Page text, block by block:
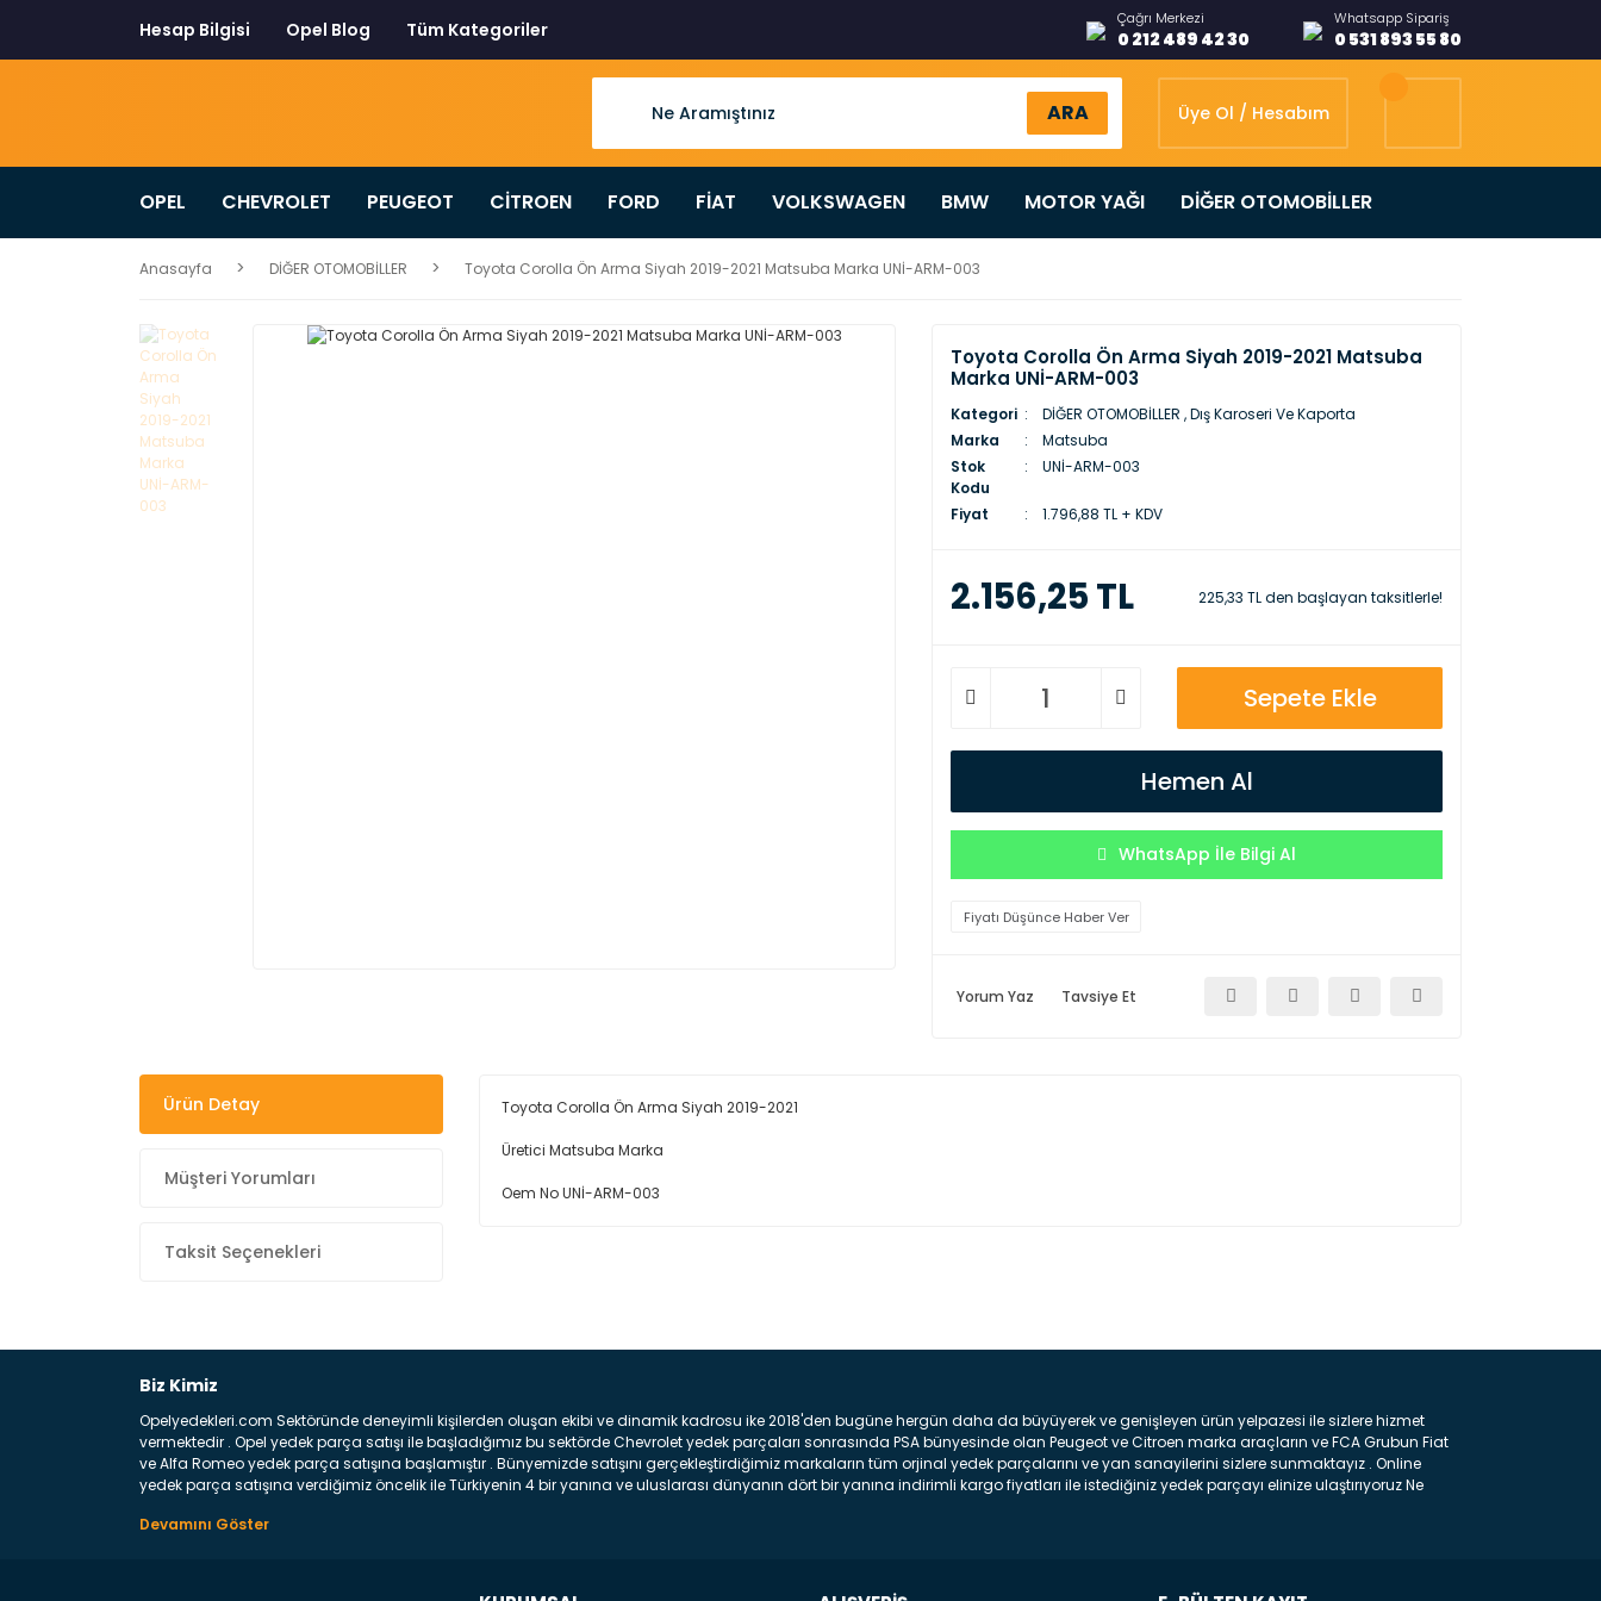
Hesap Bilgisi Opel Blog Tüm Kategoriler Çağrı Merkezi
0 212 489 42 30
Whatsapp Sipariş
0 531 893 55 80
ARA Üye Ol / Hesabım
OPEL CHEVROLET PEUGEOT CİTROEN FORD FİAT VOLKSWAGEN BMW MOTOR YAĞI DİĞER OTOMOBİLLER
Anasayfa DİĞER OTOMOBİLLER Toyota Corolla Ön Arma Siyah 2019-2021 Matsuba Marka UNİ-ARM-003
Toyota Corolla Ön Arma Siyah 2019-2021 Matsuba
Marka UNİ-ARM-003
Kategori DİĞER OTOMOBİLLER ,Dış Karoseri Ve Kaporta
Marka
Matsuba
Stok
Kodu
UNİ-ARM-003
Fiyat 1.796,88 TL + KDV
2.156,25 TL 225,33 TL den başlayan taksitlerle!
Sepete Ekle
Hemen Al
WhatsApp İle Bilgi Al
Fiyatı Düşünce Haber Ver
Yorum Yaz Tavsiye Et
Ürün Detay
Müşteri Yorumları
Taksit Seçenekleri
Toyota Corolla Ön Arma Siyah 2019-2021
Üretici Matsuba Marka
Oem No UNİ-ARM-003
Biz Kimiz
Opelyedekleri.com Sektöründe deneyimli kişilerden oluşan ekibi ve dinamik kadrosu ike 2018'den bugüne hergün daha da büyüyerek ve genişleyen ürün yelpazesi ile sizlere hizmet
vermektedir . Opel yedek parça satışı ile başladığımız bu sektörde Chevrolet yedek parçaları sonrasında PSA bünyesinde olan Peugeot ve Citroen marka araçların ve FCA Grubun Fiat
ve Alfa Romeo yedek parça satışına başlamıştır . Bünyemizde satışını gerçekleştirdiğimiz markaların tüm orjinal yedek parçalarını ve yan sanayilerini sizlere sunmaktayız . Online
yedek parça satışına verdiğimiz öncelik ile Türkiyenin 4 bir yanına ve uluslarası dünyanın dört bir yanına indirimli kargo fiyatları ile istediğiniz yedek parçayı elinize ulaştırıyoruz Ne
belirttiğimiz parçalar sizlere fikir sağlayacaktır. Ön Tampon : Aracınızın ön kısmında bulunan plastik darbe emici amacı ile yapılmış olan kaporta aksam parçasıdır. Çamurluk :
üretilmiş disk ile teması sayesinde durmayı sağlayan aksam parçadır . Fren Diski : Aracımızın ön ve arka tekerlerinde bulunan frenleme ana elemanıdır . Hangi Araçlara Yedek Parça